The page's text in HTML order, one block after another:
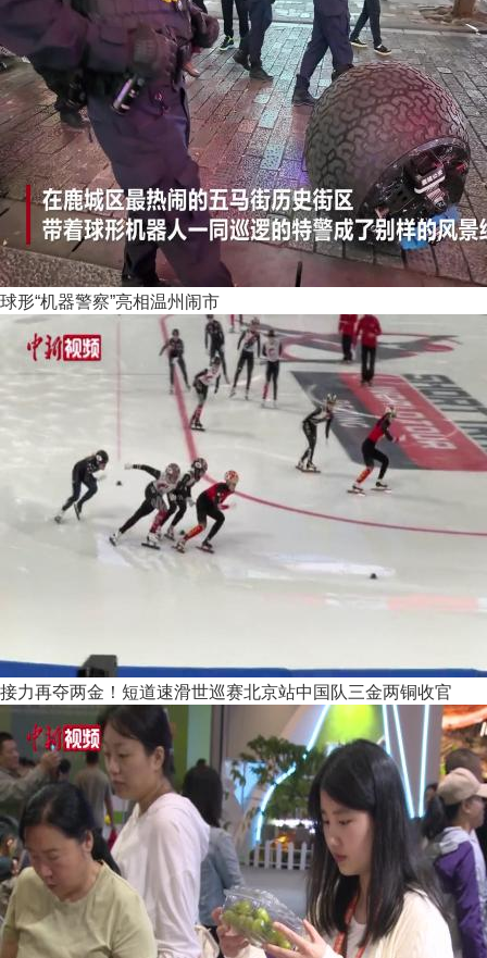
球形“机器警察”亮相温州闹市
接力再夺两金！短道速滑世巡赛北京站中国队三金两铜收官